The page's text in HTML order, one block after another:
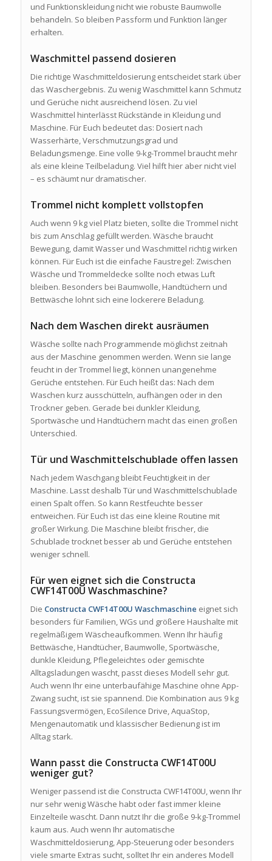
und Funktionskleidung nicht wie robuste Baumwolle
behandeln. So bleiben Passform und Funktion länger
erhalten.
Waschmittel passend dosieren
Die richtige Waschmitteldosierung entscheidet stark über
das Waschergebnis. Zu wenig Waschmittel kann Schmutz
und Gerüche nicht ausreichend lösen. Zu viel
Waschmittel hinterlässt Rückstände in Kleidung und
Maschine. Für Euch bedeutet das: Dosiert nach
Wasserhärte, Verschmutzungsgrad und
Beladungsmenge. Eine volle 9-kg-Trommel braucht mehr
als eine kleine Teilbeladung. Viel hilft hier aber nicht viel
– es schäumt nur dramatischer.
Trommel nicht komplett vollstopfen
Auch wenn 9 kg viel Platz bieten, sollte die Trommel nicht
bis zum Anschlag gefüllt werden. Wäsche braucht
Bewegung, damit Wasser und Waschmittel richtig wirken
können. Für Euch ist die einfache Faustregel: Zwischen
Wäsche und Trommeldecke sollte noch etwas Luft
bleiben. Besonders bei Baumwolle, Handtüchern und
Bettwäsche lohnt sich eine lockerere Beladung.
Nach dem Waschen direkt ausräumen
Wäsche sollte nach Programmende möglichst zeitnah
aus der Maschine genommen werden. Wenn sie lange
feucht in der Trommel liegt, können unangenehme
Gerüche entstehen. Für Euch heißt das: Nach dem
Waschen kurz ausschütteln, aufhängen oder in den
Trockner geben. Gerade bei dunkler Kleidung,
Sportwäsche und Handtüchern macht das einen großen
Unterschied.
Tür und Waschmittelschublade offen lassen
Nach jedem Waschgang bleibt Feuchtigkeit in der
Maschine. Lasst deshalb Tür und Waschmittelschublade
einen Spalt offen. So kann Restfeuchte besser
entweichen. Für Euch ist das eine kleine Routine mit
großer Wirkung. Die Maschine bleibt frischer, die
Schublade trocknet besser ab und Gerüche entstehen
weniger schnell.
Für wen eignet sich die Constructa
CWF14T00U Waschmaschine?
Die Constructa CWF14T00U Waschmaschine eignet sich
besonders für Familien, WGs und größere Haushalte mit
regelmäßigem Wäscheaufkommen. Wenn Ihr häufig
Bettwäsche, Handtücher, Baumwolle, Sportwäsche,
dunkle Kleidung, Pflegeleichtes oder gemischte
Alltagsladungen wascht, passt dieses Modell sehr gut.
Auch wenn Ihr eine unterbaufähige Maschine ohne App-
Zwang sucht, ist sie spannend. Die Kombination aus 9 kg
Fassungsvermögen, EcoSilence Drive, AquaStop,
Mengenautomatik und klassischer Bedienung ist im
Alltag stark.
Wann passt die Constructa CWF14T00U
weniger gut?
Weniger passend ist die Constructa CWF14T00U, wenn Ihr
nur sehr wenig Wäsche habt oder fast immer kleine
Einzelteile wascht. Dann nutzt Ihr die große 9-kg-Trommel
kaum aus. Auch wenn Ihr automatische
Waschmitteldosierung, App-Steuerung oder besonders
viele smarte Extras sucht, solltet Ihr ein anderes Modell